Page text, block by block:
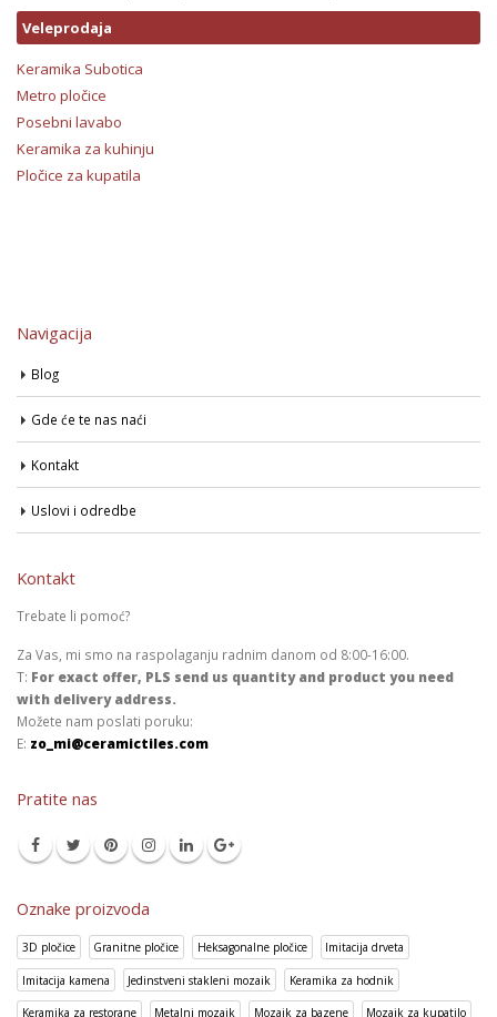
Veleprodaja
Keramika Subotica
Metro pločice
Posebni lavabo
Keramika za kuhinju
Pločice za kupatila
Navigacija
Blog
Gde će te nas naći
Kontakt
Uslovi i odredbe
Kontakt
Trebate li pomoć?
Za Vas, mi smo na raspolaganju radnim danom od 8:00-16:00.
T: For exact offer, PLS send us quantity and product you need
with delivery address.
Možete nam poslati poruku:
E: zo_mi@ceramictiles.com
Pratite nas
Oznake proizvoda
3D pločice Granitne pločice Heksagonalne pločice Imitacija drveta
Imitacija kamena Jedinstveni stakleni mozaik Keramika za hodnik
Keramika za restorane Metalni mozaik Mozaik za bazene Mozaik za kupatilo